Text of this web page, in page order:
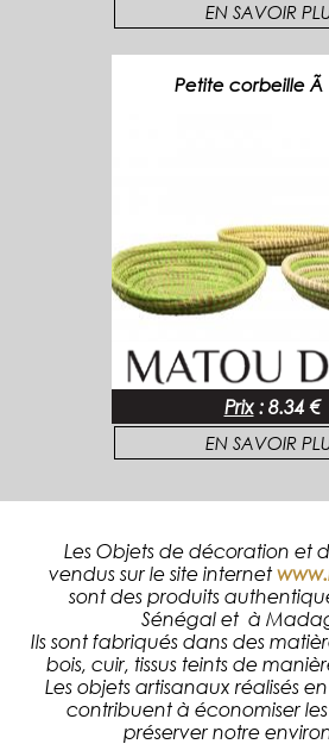
EN SAVOIR
Petite corbeille
Prix : 8.34 €
EN SAVOIR
Les Objets de décoration et
vendus sur le site internet
sont des produits
Sénégal et à
Ils sont fabriqués dans des
bois, cuir, tissus teints de
Les objets artisanaux réalisés
contribuent à économiser
préserver notre